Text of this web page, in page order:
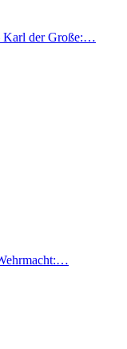
Karl der Große:…